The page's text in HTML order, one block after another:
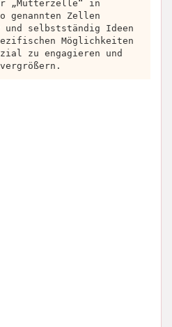
„Mutterzelle“ in
genannten Zellen
selbstständig Ideen
Möglichkeiten
zu engagieren und